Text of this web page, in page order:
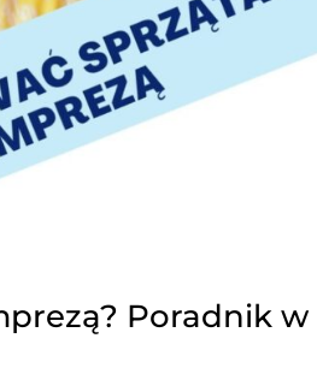
Poradnik w